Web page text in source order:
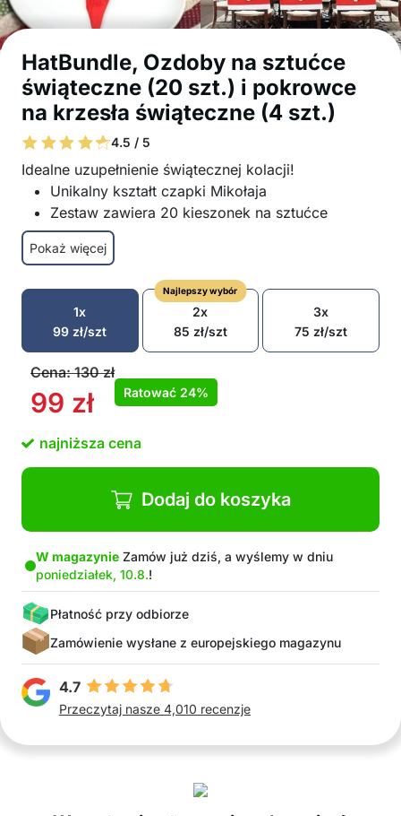
HatBundle, Ozdoby na sztućce
świąteczne (20 szt.) i pokrowce
na krzesła świąteczne (4 szt.)
4.5 / 5
Idealne uzupełnienie świątecznej kolacji!
Unikalny kształt czapki Mikołaja
Zestaw zawiera 20 kieszonek na sztućce
Otrzymujesz również 4 pokrowce na krzesła w
kształcie czapki Mikołaja
Wykonane z miękkiego i trwałego materiału,
łatwe w utrzymaniu i długowieczne
Łatwe w utrzymaniu i czyszczeniu
Odpowiednie dla wszystkich rodzajów
sztućców oraz wszystkich standardowych
kształtów i rozmiarów krzeseł
Idealne do użytku w domu, biurze lub na
Odpowiednie na wiele sezonów
W opakowaniu: 20x nakryć, 4x świąteczne
pokrowce na krzesła
Pokaż więcej
1x
99 zł/szt
Najlepszy wybór
2x
85 zł/szt
3x
75 zł/szt
Cena:130zł
99 zł Ratować 24%
najniższa cena
Dodaj do koszyka
W magazynie Zamów już dziś, a wyślemy w dniu
poniedziałek, 10.8.!
Płatność przy odbiorze
Zamówienie wysłane z europejskiego magazynu
4.7
Przeczytaj nasze 4,010 recenzje